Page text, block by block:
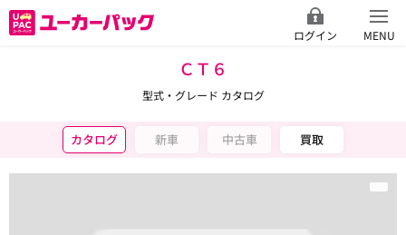
ログイン MENU
ＣＴ６
型式・グレード カタログ
カタログ 新車 中古車 買取